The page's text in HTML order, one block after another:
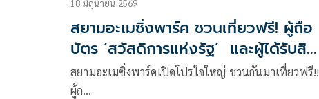
18 มิถุนายน 2569
สยามอะเมซิ่งพาร์ค ชวนเที่ยวฟรี! ผู้ถือ
บัตร ‘สวัสดิการแห่งรัฐ’ และผู้ได้รับสิทธิ์
‘ไทยช่วยไทยพลัส’
สยามอะเมซิ่งพาร์คเปิดโปรใจใหญ่ ชวนกันมาเที่ยวฟรี!!
ผู้ถ…